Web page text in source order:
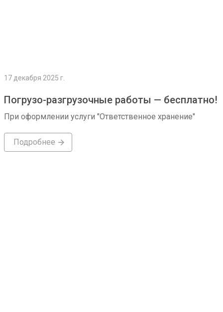
17 декабря 2025 г.
Погрузо-разгрузочные работы — бесплатно!
При оформлении услуги "Ответственное хранение"
Подробнее